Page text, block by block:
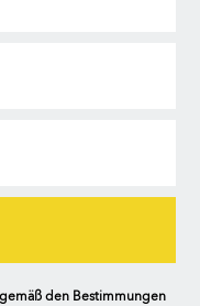
den Bestimmungen